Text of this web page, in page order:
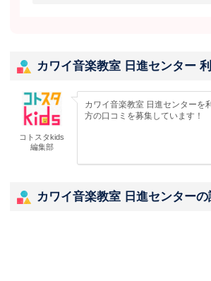
カワイ音楽教室 日進センター
コトスタkids
編集部
カワイ音楽教室 日進センターを
方の口コミを募集しています！
カワイ音楽教室 日進センター